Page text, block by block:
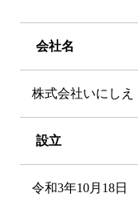
会社名
株式会社いにしえ
設立
令和3年10月18日